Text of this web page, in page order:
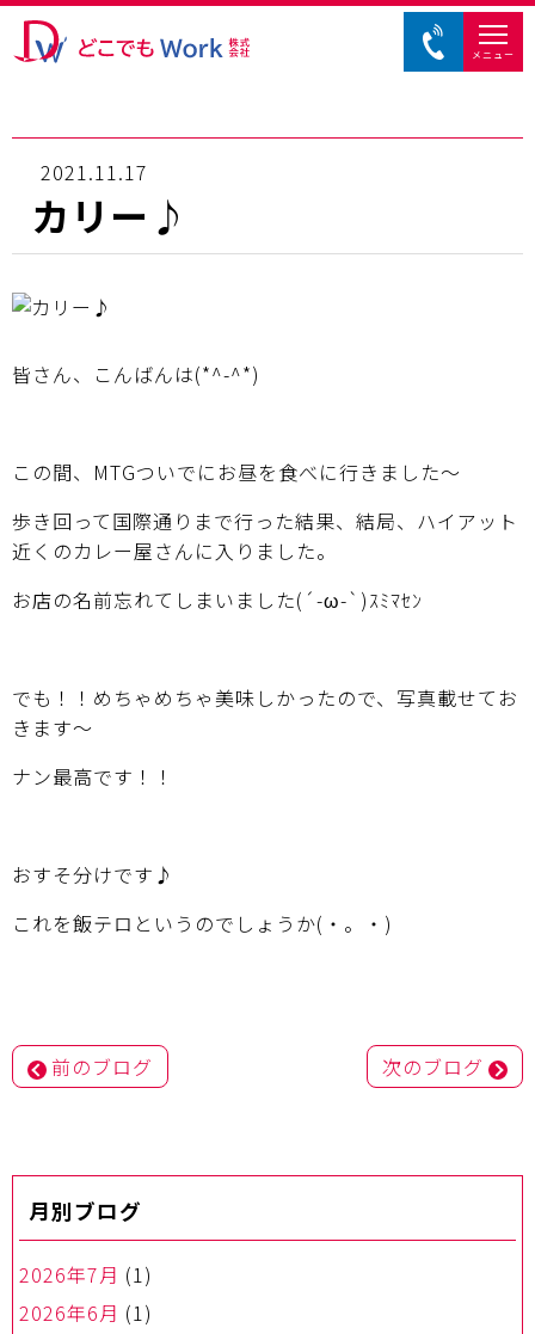
メニュー
2021.11.17
カリー♪
皆さん、こんばんは(*^-^*)
この間、MTGついでにお昼を食べに行きました～
歩き回って国際通りまで行った結果、結局、ハイアット
近くのカレー屋さんに入りました。
お店の名前忘れてしまいました(´-ω-`)ｽﾐﾏｾﾝ
でも！！めちゃめちゃ美味しかったので、写真載せてお
きます～
ナン最高です！！
おすそ分けです♪
これを飯テロというのでしょうか(・。・)
投
稿
ナ
ー
シ
ョ
ン
前のブログ 次のブログ
月別ブログ
2026年7月 (1)
2026年6月 (1)